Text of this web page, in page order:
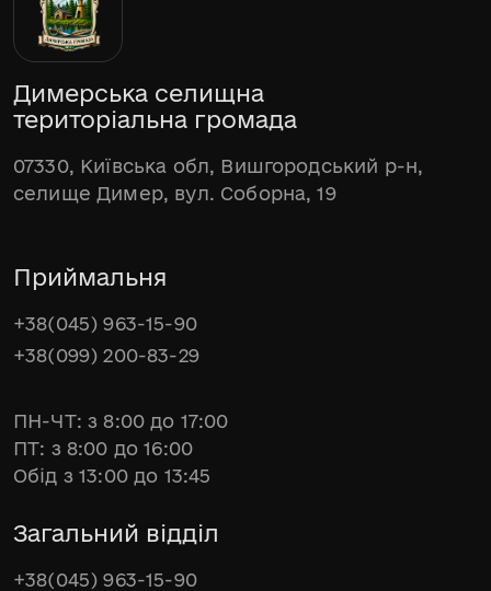
Димерська селищна
територіальна громада
07330, Київська обл, Вишгородський р-н,
селище Димер, вул. Соборна, 19
Приймальня
+38(045) 963-15-90
+38(099) 200-83-29
ПН-ЧТ: з 8:00 до 17:00
ПТ: з 8:00 до 16:00
Обід з 13:00 до 13:45
Загальний відділ
+38(045) 963-15-90